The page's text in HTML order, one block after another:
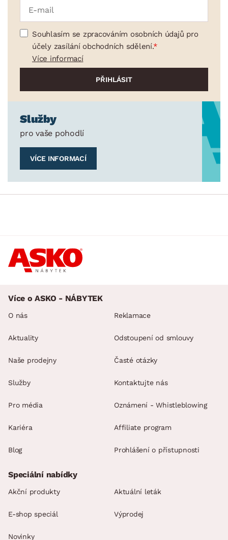
Souhlasím se zpracováním osobních údajů pro
účely zasílání obchodních sdělení.
Více informací
Služby
pro vaše pohodlí
VÍCE INFORMACÍ
Více o ASKO - NÁBYTEK
O nás
Aktuality
Naše prodejny
Služby
Pro média
Kariéra
Blog
Reklamace
Odstoupení od smlouvy
Časté otázky
Kontaktujte nás
Oznámení - Whistleblowing
Affiliate program
Prohlášení o přístupnosti
Speciální nabídky
Akční produkty Aktuální leták
E-shop speciál Výprodej
Novinky